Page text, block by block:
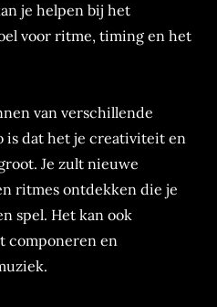
je helpen bij het
voor ritme, timing en het
van verschillende
is dat het je creativiteit en
Je zult nieuwe
ritmes ontdekken die je
spel. Het kan ook
componeren en